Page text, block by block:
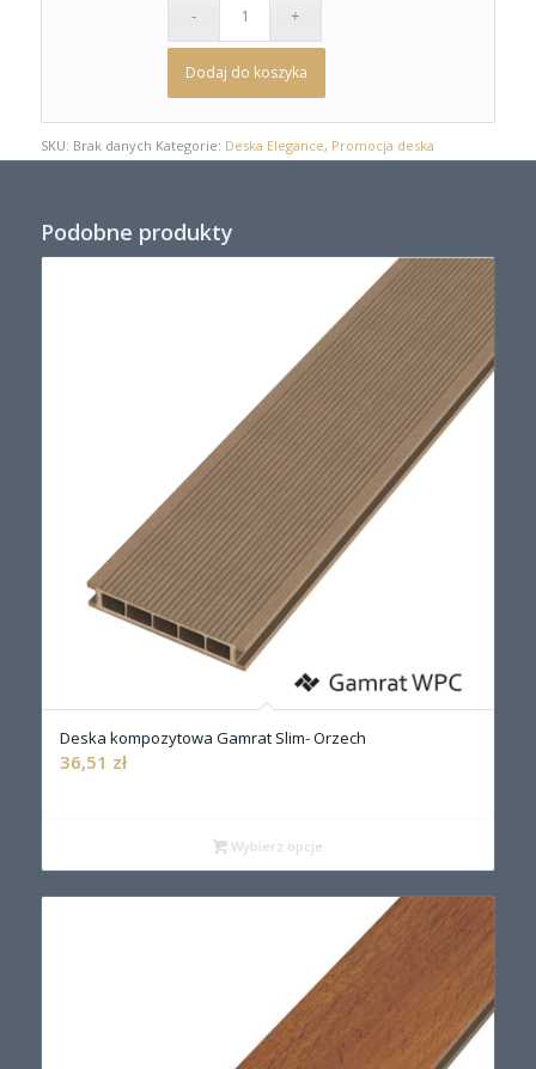
Dodaj do koszyka
SKU: Brak danych Kategorie: Deska Elegance, Promocja deska
Podobne produkty
Deska kompozytowa Gamrat Slim- Orzech
36,51 zł
Wybierz opcje